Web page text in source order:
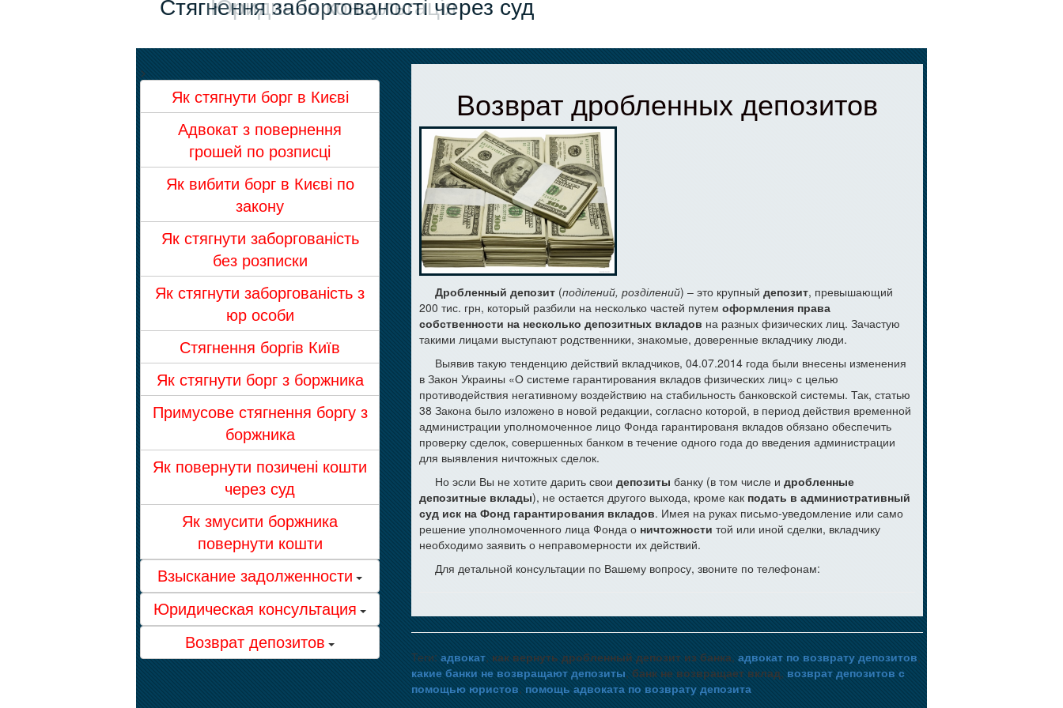
>
Як стягнути борг в Києві
Адвокат з повернення
грошей по розписці
Як вибити борг в Києві по
закону
Як стягнути заборгованість
без розписки
Як стягнути заборгованість з
юр особи
Стягнення боргів Київ
Як стягнути борг з боржника
Примусове стягнення боргу з
боржника
Як повернути позичені кошти
через суд
Як змусити боржника
повернути кошти
Взыскание задолженности
Юридическая консультация
Возврат депозитов
Возврат дробленных депозитов
Дробленный депозит (поділений, розділений) – это крупныйдепозит, превышающий
200 тис. грн, который разбили на несколько частей путемоформления права
собственности на несколько депозитных вкладов на разных физических лиц. Зачастую
такими лицами выступают родственники, знакомые, доверенные вкладчику люди.
Выявив такую тенденцию действий вкладчиков, 04.07.2014 года были внесены изменения
в Закон Украины «О системе гарантирования вкладов физических лиц» с целью
противодействия негативному воздействию на стабильность банковской системы. Так, статью
38 Закона было изложено в новой редакции, согласно которой, в период действия временной
администрации уполномоченное лицо Фонда гарантированя вкладов обязано обеспечить
проверку сделок, совершенных банком в течение одного года до введения администрации
для выявления ничтожных сделок.
Но эсли Вы не хотите дарить своидепозиты банку (в том числе идробленные
депозитные вклады), не остается другого выхода, кроме как подать в административный
суд иск на Фонд гарантирования вкладов. Имея на руках письмо-уведомление или само
решение уполномоченного лица Фонда о ничтожности той или иной сделки, вкладчику
необходимо заявить о неправомерности их действий.
Для детальной консультации по Вашему вопросу, звоните по телефонам:
Теги:адвокат, как вернуть дробленный депозит из банка,адвокат по возврату депозитов,
какие банки не возвращают депозиты,банк не возвращает вклад, возврат депозитов с
помощью юристов, помощь адвоката по возврату депозита